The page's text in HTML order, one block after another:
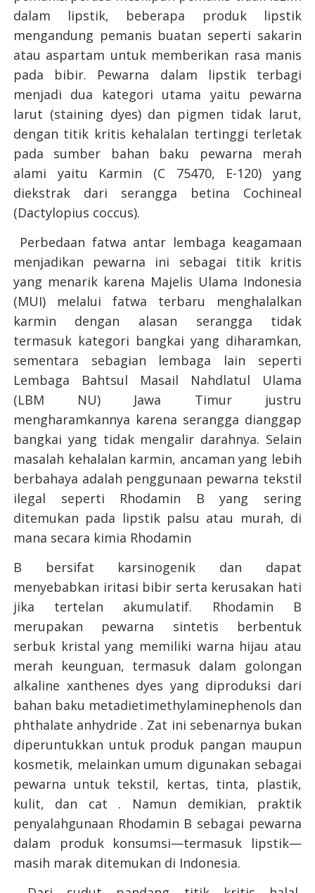
dalam lipstik, beberapa produk lipstik
mengandung pemanis buatan seperti sakarin
atau aspartam untuk memberikan rasa manis
pada bibir. Pewarna dalam lipstik terbagi
menjadi dua kategori utama yaitu pewarna
larut (staining dyes) dan pigmen tidak larut,
dengan titik kritis kehalalan tertinggi terletak
pada sumber bahan baku pewarna merah
alami yaitu Karmin (C 75470, E-120) yang
diekstrak dari serangga betina Cochineal
(Dactylopius coccus).
Perbedaan fatwa antar lembaga keagamaan
menjadikan pewarna ini sebagai titik kritis
yang menarik karena Majelis Ulama Indonesia
(MUI) melalui fatwa terbaru menghalalkan
karmin dengan alasan serangga tidak
termasuk kategori bangkai yang diharamkan,
sementara sebagian lembaga lain seperti
Lembaga Bahtsul Masail Nahdlatul Ulama
(LBM NU) Jawa Timur justru
mengharamkannya karena serangga dianggap
bangkai yang tidak mengalir darahnya. Selain
masalah kehalalan karmin, ancaman yang lebih
berbahaya adalah penggunaan pewarna tekstil
ilegal seperti Rhodamin B yang sering
ditemukan pada lipstik palsu atau murah, di
mana secara kimia Rhodamin
B bersifat karsinogenik dan dapat
menyebabkan iritasi bibir serta kerusakan hati
jika tertelan akumulatif. Rhodamin B
merupakan pewarna sintetis berbentuk
serbuk kristal yang memiliki warna hijau atau
merah keunguan, termasuk dalam golongan
alkaline xanthenes dyes yang diproduksi dari
bahan baku metadietimethylaminephenols dan
phthalate anhydride . Zat ini sebenarnya bukan
diperuntukkan untuk produk pangan maupun
kosmetik, melainkan umum digunakan sebagai
pewarna untuk tekstil, kertas, tinta, plastik,
kulit, dan cat . Namun demikian, praktik
penyalahgunaan Rhodamin B sebagai pewarna
dalam produk konsumsi—termasuk lipstik—
masih marak ditemukan di Indonesia.